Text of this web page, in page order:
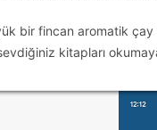
bir fincan aromatik çay
kitapları